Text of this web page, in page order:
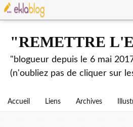
"REMETTRE
"blogueur depuis le 6 mai
(n'oubliez pas de cliquer sur
Accueil Liens Archives